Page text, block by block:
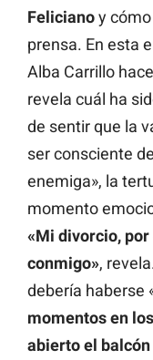
Felicianoy
prensa. En esta
Alba Carrillo
revela cuál ha
de sentir que la
ser consciente
enemiga», la
momento
«Mi divorcio,
conmigo»,
debería haberse
momentos en
abierto el